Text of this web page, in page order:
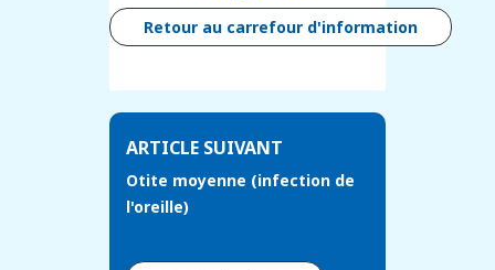
Retour au carrefour d'information
ARTICLE SUIVANT
Otite moyenne (infection de
l'oreille)